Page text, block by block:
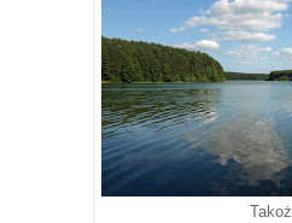
Takoż